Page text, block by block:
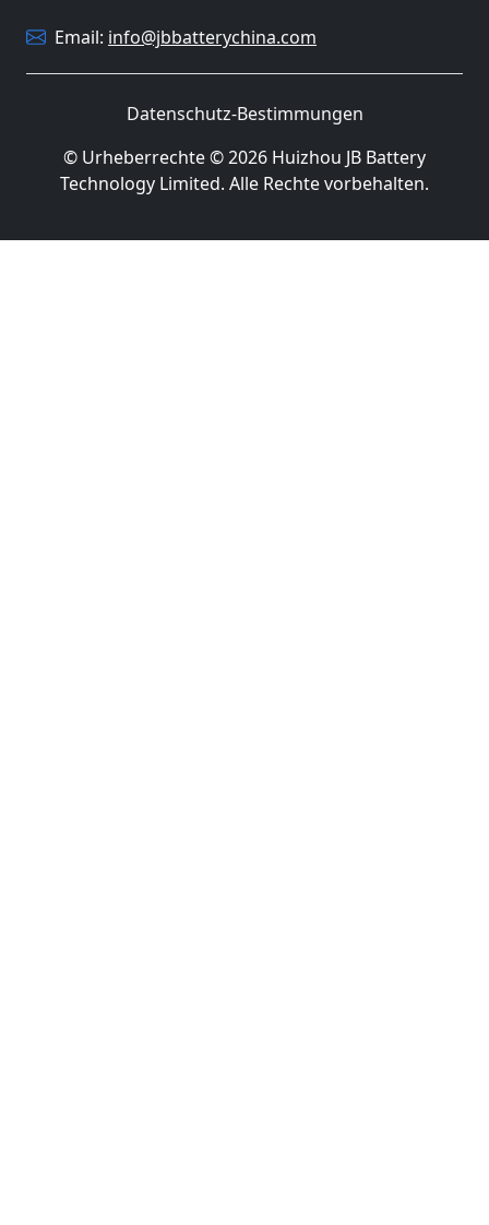
Email: info@jbbatterychina.com
Datenschutz-Bestimmungen
© Urheberrechte © 2026 Huizhou JB Battery
Technology Limited. Alle Rechte vorbehalten.